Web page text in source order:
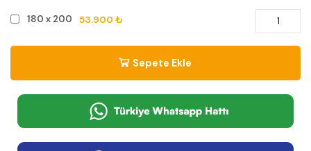
180 x 200 53.900 ₺
Sepete Ekle